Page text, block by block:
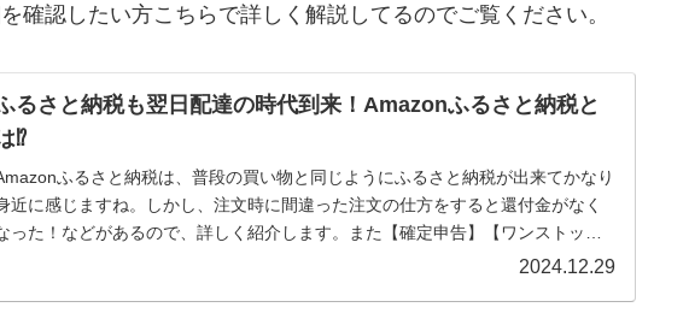
確認したい方こちらで詳しく解説してるのでご覧ください。
るさと納税も翌日配達の時代到来！Amazonふるさと納税と
⁉
ふるさと納税は、普段の買い物と同じようにふるさと納税が出来てかなり
近に感じますね。しかし、注文時に間違った注文の仕方をすると還付金がなく
った！などがあるので、詳しく紹介します。また【確定申告】【ワンストッ
プ】あなたが使うのはどちらがお得か？具体例で分かりやすく紹介します。2024.12.29